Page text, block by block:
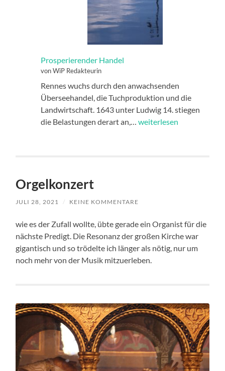
Prosperierender Handel
von WiP Redakteurin
Rennes wuchs durch den anwachsenden
Überseehandel, die Tuchproduktion und die
Landwirtschaft. 1643 unter Ludwig 14. stiegen
die Belastungen derart an,…Prosperierender
weiterlesen
Orgelkonzert
JULI 28, 2021 / KEINE KOMMENTARE
wie es der Zufall wollte, übte gerade ein Organist für die
nächste Predigt. Die Resonanz der großen Kirche war
gigantisch und so trödelte ich länger als nötig, nur um
noch mehr von der Musik mitzuerleben.